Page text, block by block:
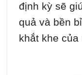
định kỳ sẽ
quả và bền
khắt khe